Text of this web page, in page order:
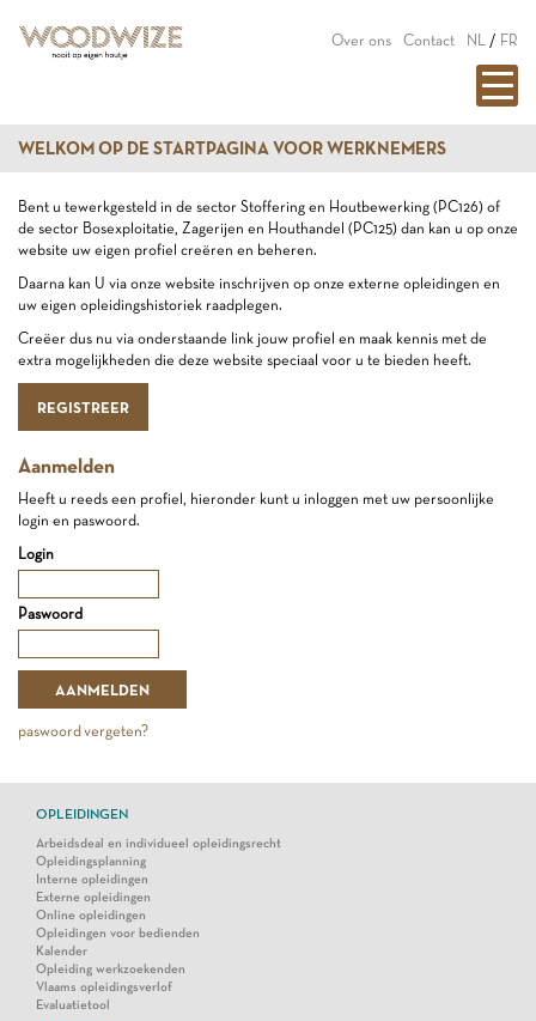
Over ons Contact NL / FR
WELKOM OP DE STARTPAGINA VOOR WERKNEMERS
Bent u tewerkgesteld in de sector Stoffering en Houtbewerking (PC126) of
de sector Bosexploitatie, Zagerijen en Houthandel (PC125) dan kan u op onze
website uw eigen profiel creëren en beheren.
Daarna kan U via onze website inschrijven op onze externe opleidingen en
uw eigen opleidingshistoriek raadplegen.
Creëer dus nu via onderstaande link jouw profiel en maak kennis met de
extra mogelijkheden die deze website speciaal voor u te bieden heeft.
REGISTREER
Aanmelden
Heeft u reeds een profiel, hieronder kunt u inloggen met uw persoonlijke
login en paswoord.
Login
Paswoord
paswoord vergeten?
OPLEIDINGEN
Arbeidsdeal en individueel opleidingsrecht
Opleidingsplanning
Interne opleidingen
Externe opleidingen
Online opleidingen
Opleidingen voor bedienden
Kalender
Opleiding werkzoekenden
Vlaams opleidingsverlof
Evaluatietool